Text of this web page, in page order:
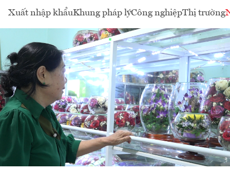
Xuất nhập khẩuKhung pháp lýCông nghiệpThị trường